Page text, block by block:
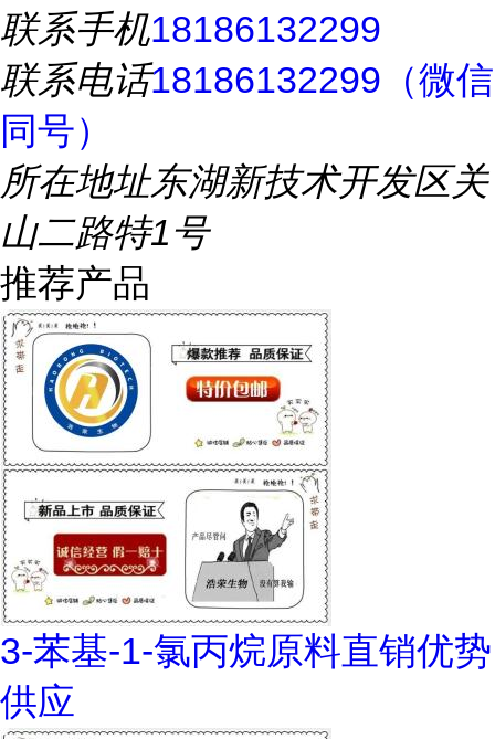
联系手机18186132299
联系电话18186132299（微信
同号）
所在地址东湖新技术开发区关
山二路特1号
推荐产品
3-苯基-1-氯丙烷原料直销优势
供应